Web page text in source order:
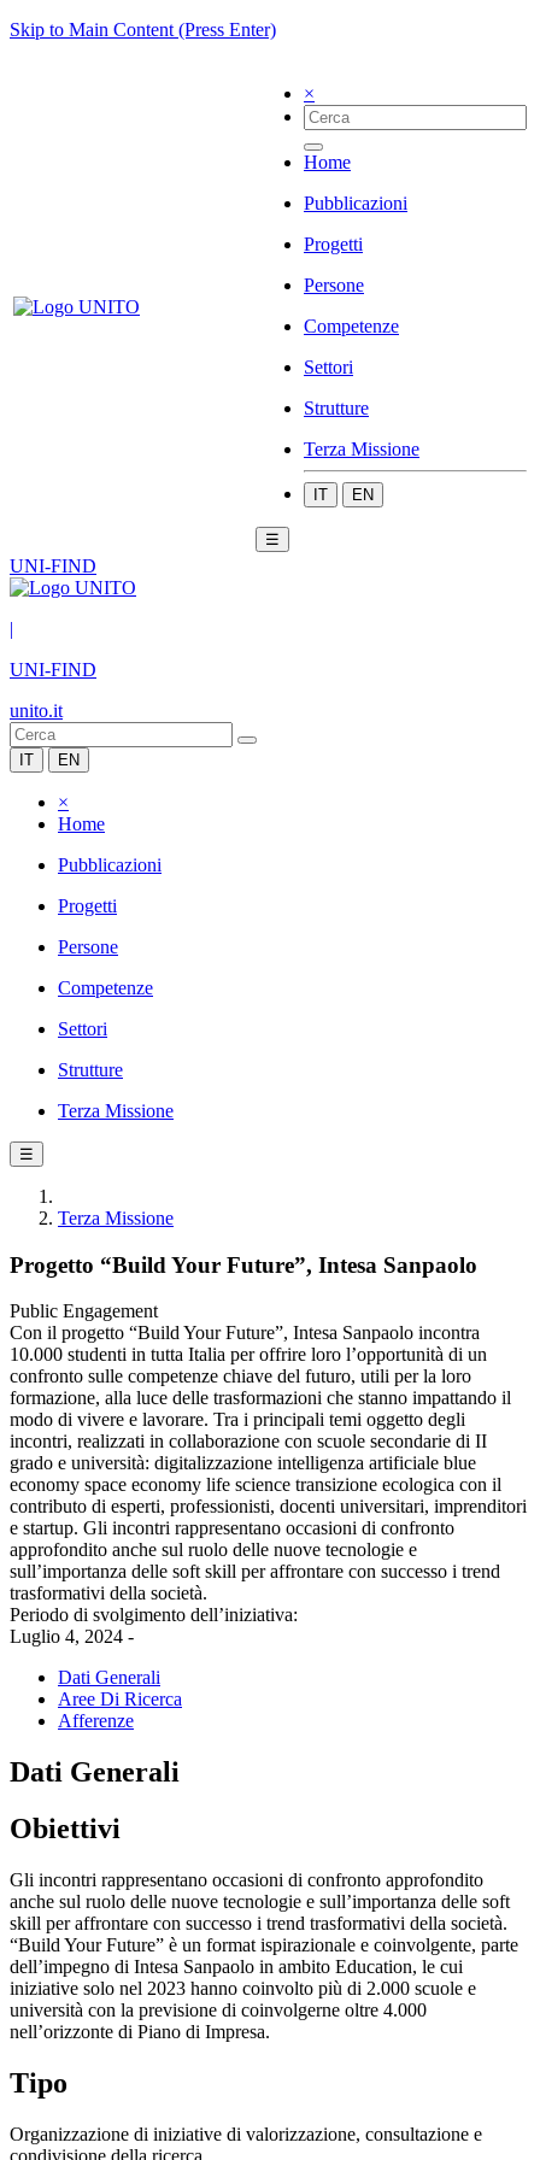
Skip to Main Content (Press Enter)
×
Home
Pubblicazioni
Progetti
Persone
Competenze
Settori
Strutture
Terza Missione
IT EN
☰
UNI-FIND
|
UNI-FIND
unito.it
IT EN
×
Home
Pubblicazioni
Progetti
Persone
Competenze
Settori
Strutture
Terza Missione
☰
Terza Missione
Progetto “Build Your Future”, Intesa Sanpaolo
Public Engagement
Con il progetto “Build Your Future”, Intesa Sanpaolo incontra
10.000 studenti in tutta Italia per offrire loro l’opportunità di un
confronto sulle competenze chiave del futuro, utili per la loro
formazione, alla luce delle trasformazioni che stanno impattando il
modo di vivere e lavorare. Tra i principali temi oggetto degli
incontri, realizzati in collaborazione con scuole secondarie di II
grado e università: digitalizzazione intelligenza artificiale blue
economy space economy life science transizione ecologica con il
contributo di esperti, professionisti, docenti universitari, imprenditori
e startup. Gli incontri rappresentano occasioni di confronto
approfondito anche sul ruolo delle nuove tecnologie e
sull’importanza delle soft skill per affrontare con successo i trend
trasformativi della società.
Periodo di svolgimento dell’iniziativa:
Luglio 4, 2024 -
Dati Generali
Aree Di Ricerca
Afferenze
Dati Generali
Obiettivi
Gli incontri rappresentano occasioni di confronto approfondito
anche sul ruolo delle nuove tecnologie e sull’importanza delle soft
skill per affrontare con successo i trend trasformativi della società.
“Build Your Future” è un format ispirazionale e coinvolgente, parte
dell’impegno di Intesa Sanpaolo in ambito Education, le cui
iniziative solo nel 2023 hanno coinvolto più di 2.000 scuole e
università con la previsione di coinvolgerne oltre 4.000
nell’orizzonte di Piano di Impresa.
Tipo
Organizzazione di iniziative di valorizzazione, consultazione e
condivisione della ricerca